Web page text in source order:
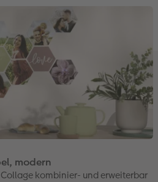
modern
kombinier- und erweiterbar